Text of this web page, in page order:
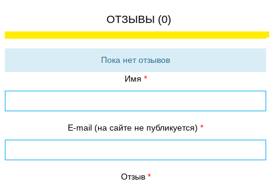
ОТЗЫВЫ (0)
Пока нет отзывов
Имя
E-mail (на сайте не публикуется)
Отзыв